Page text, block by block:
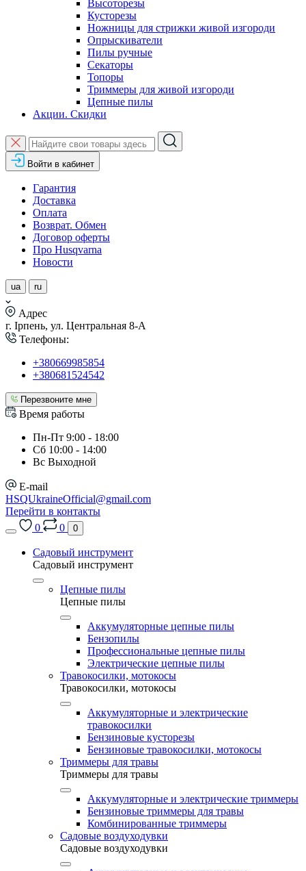
Высоторезы
Кусторезы
Ножницы для стрижки живой изгороди
Опрыскиватели
Пилы ручные
Секаторы
Топоры
Триммеры для живой изгороди
Цепные пилы
Акции. Скидки
Войти в кабинет
Гарантия
Доставка
Оплата
Возврат. Обмен
Договор оферты
Про Husqvarna
Новости
ua ru
Адрес
г. Ірпень, ул. Центральная 8-А
Телефоны:
+380669985854
+380681524542
Перезвоните мне
Время работы
Пн-Пт 9:00 - 18:00
Сб 10:00 - 14:00
Вс Выходной
E-mail
HSQUkraineOfficial@gmail.com
Перейти в контакты
0
0 0
Садовый инструмент
Садовый инструмент
Цепные пилы
Цепные пилы
Аккумуляторные цепные пилы
Бензопилы
Профессиональные цепные пилы
Электрические цепные пилы
Травокосилки, мотокосы
Травокосилки, мотокосы
Аккумуляторные и электрические
травокосилки
Бензиновые кусторезы
Бензиновые травокосилки, мотокосы
Триммеры для травы
Триммеры для травы
Аккумуляторные и электрические триммеры
Бензиновые триммеры для травы
Комбинированные триммеры
Садовые воздуходувки
Садовые воздуходувки